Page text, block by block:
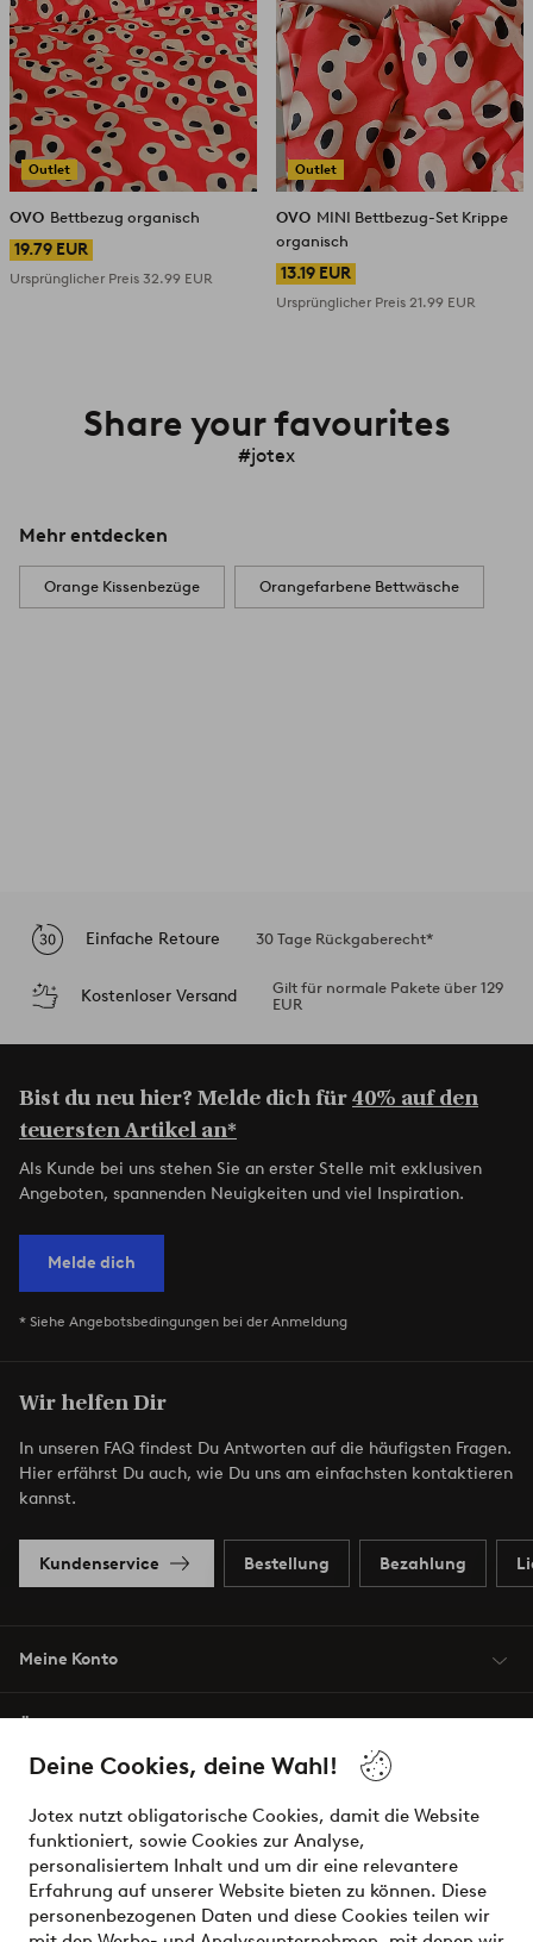
Deine Cookies, deine Wahl!
Jotex nutzt obligatorische Cookies, damit die Website
funktioniert, sowie Cookies zur Analyse,
personalisiertem Inhalt und um dir eine relevantere
Erfahrung auf unserer Website bieten zu können. Diese
personenbezogenen Daten und diese Cookies teilen wir
Outlet
OVO Bettbezug organisch
19.79 EUR
Ursprünglicher Preis 32.99 EUR
Outlet
OVO MINI Bettbezug-Set Krippe
organisch
13.19 EUR
Ursprünglicher Preis 21.99 EUR
Share your favourites
#jotex
Mehr entdecken
Orange Kissenbezüge Orangefarbene Bettwäsche
Einfache Retoure 30 Tage Rückgaberecht*
Kostenloser Versand
Gilt für normale Pakete über 129
EUR
Bist du neu hier? Melde dich für40% auf den
teuersten Artikel an*
Als Kunde bei uns stehen Sie an erster Stelle mit exklusiven
Angeboten, spannenden Neuigkeiten und viel Inspiration.
Melde dich
* Siehe Angebotsbedingungen bei der Anmeldung
Wir helfen Dir
In unseren FAQ findest Du Antworten auf die häufigsten Fragen.
Hier erfährst Du auch, wie Du uns am einfachsten kontaktieren
kannst.
Kundenservice Bestellung Bezahlung
Meine Konto
Bedingungen